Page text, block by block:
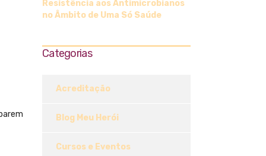
Resistência aos Antimicrobianos
no Âmbito de Uma Só Saúde
Categorias
Acreditação
Blog Meu Herói
Cursos e Eventos